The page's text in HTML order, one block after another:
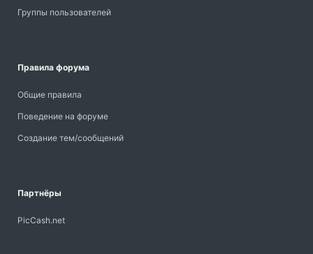
Группы пользователей
Правила форума
Общие правила
Поведение на форуме
Создание тем/сообщений
Партнёры
PicCash.net